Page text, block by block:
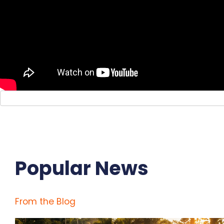
Popular News
From the Blog